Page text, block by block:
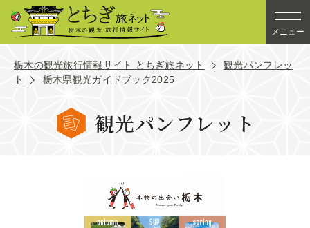
メニュー
栃木の観光旅行情報サイト とちぎ旅ネット
観光パンフレッ
ト
栃木県観光ガイドブック2025
観光パンフレット